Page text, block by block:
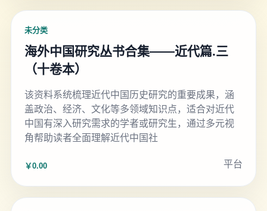
未分类
海外中国研究丛书合集——近代篇.三
（十卷本）
该资料系统梳理近代中国历史研究的重要成果，涵
盖政治、经济、文化等多领域知识点，适合对近代
中国有深入研究需求的学者或研究生，通过多元视
角帮助读者全面理解近代中国社
￥0.00 平台